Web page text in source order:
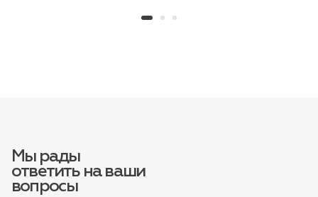
Мы рады
ответить на ваши
вопросы